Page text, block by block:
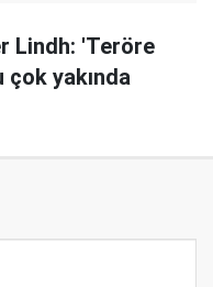
Lindh: 'Teröre
çok yakında